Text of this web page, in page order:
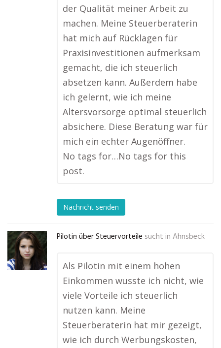
der Qualität meiner Arbeit zu
machen. Meine Steuerberaterin
hat mich auf Rücklagen für
Praxisinvestitionen aufmerksam
gemacht, die ich steuerlich
absetzen kann. Außerdem habe
ich gelernt, wie ich meine
Altersvorsorge optimal steuerlich
absichere. Diese Beratung war für
mich ein echter Augenöffner.
No tags for…No tags for this
post.
Nachricht senden
Pilotin über Steuervorteile sucht in Ahnsbeck
Als Pilotin mit einem hohen
Einkommen wusste ich nicht, wie
viele Vorteile ich steuerlich
nutzen kann. Meine
Steuerberaterin hat mir gezeigt,
wie ich durch Werbungskosten,